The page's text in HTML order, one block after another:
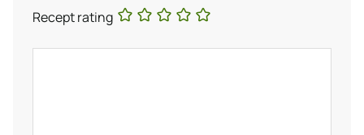
Recept rating